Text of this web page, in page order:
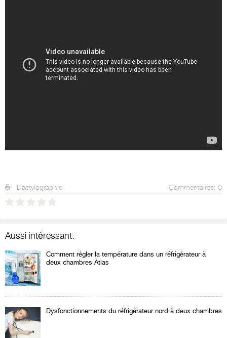
Dactylographie Commentaires: 0
Aussi intéressant:
Comment régler la température dans un réfrigérateur à
deux chambres Atlas
Dysfonctionnements du réfrigérateur nord à deux chambres